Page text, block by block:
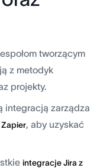
tworzącym
z metodyk
projekty.
integracją zarządza
, aby uzyskać
integracje Jira z